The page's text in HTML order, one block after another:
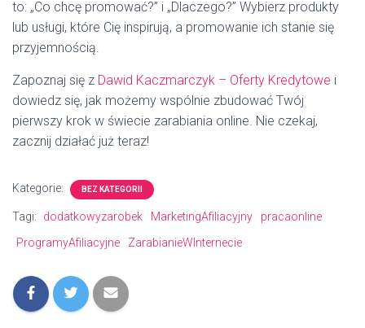
to: „Co chcę promować?” i „Dlaczego?” Wybierz produkty
lub usługi, które Cię inspirują, a promowanie ich stanie się
przyjemnością.
Zapoznaj się z Dawid Kaczmarczyk – Oferty Kredytowe i
dowiedz się, jak możemy wspólnie zbudować Twój
pierwszy krok w świecie zarabiania online. Nie czekaj,
zacznij działać już teraz!
Kategorie: BEZ KATEGORII
Tagi: dodatkowyzarobek MarketingAfiliacyjny
pracaonline
ProgramyAfiliacyjne
ZarabianieWInternecie